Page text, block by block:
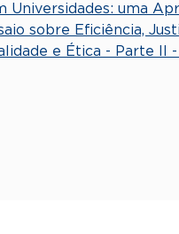
uma
sobre Eficiência,
e Ética - Parte II